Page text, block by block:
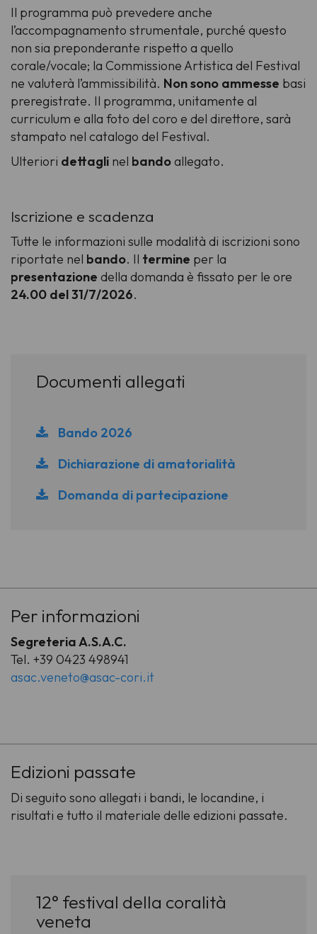
Il programma può prevedere anche
l’accompagnamento strumentale, purché questo
non sia preponderante rispetto a quello
corale/vocale; la Commissione Artistica del Festival
ne valuterà l’ammissibilità. Non sono ammesse basi
preregistrate. Il programma, unitamente al
curriculum e alla foto del coro e del direttore, sarà
stampato nel catalogo del Festival.
Ulteriori dettagli nel bandoallegato.
Iscrizione e scadenza
Tutte le informazioni sulle modalità di iscrizioni sono
riportate nel bando. Il termine per la
presentazione della domanda è fissato per le ore
24.00 del 31/7/2026.
Documenti allegati
Bando 2026
Dichiarazione di amatorialità
Domanda di partecipazione
Per informazioni
Segreteria A.S.A.C.
Tel. +39 0423 498941
asac.veneto@asac-cori.it
Edizioni passate
Di seguito sono allegati i bandi, le locandine, i
risultati e tutto il materiale delle edizioni passate.
12° festival della coralità
veneta